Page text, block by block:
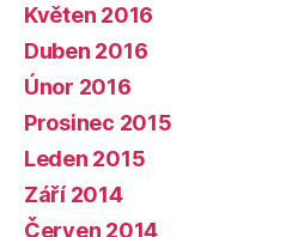
Květen 2016
Duben 2016
Únor 2016
Prosinec 2015
Leden 2015
Září 2014
Červen 2014